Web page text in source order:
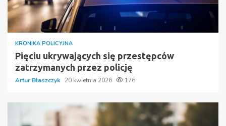
KRONIKA POLICYJNA
Pięciu ukrywających się przestępców
zatrzymanych przez policję
Artur Błaszczyk 20 kwietnia 2026 176